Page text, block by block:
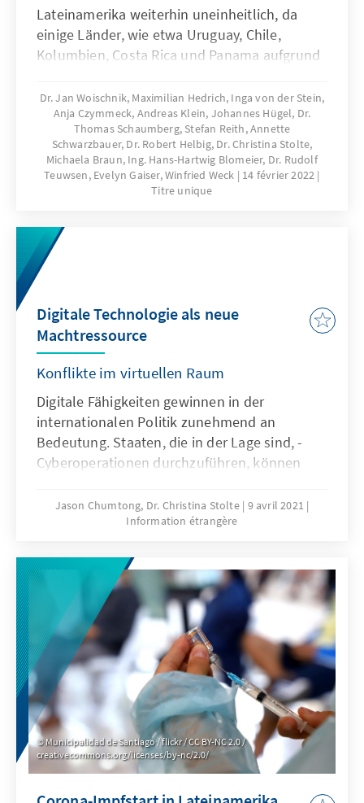
Lateinamerika weiterhin uneinheitlich, da
einige Länder, wie etwa Uruguay, Chile,
Kolumbien, Costa Rica und Panama aufgrund
schneller in eine „neue Normalität“
zurückgefunden haben, während Länder wie
Argentinien, Peru, Ecuador, Bolivien und
Guatemala weiterhin einen geeigneten
Umgang mit der Pandemie und deren Folgen
suchen. In Mexiko und Brasilien bleibt die
klarer Kommunikation und Durchsetzung von
Präventionsmaßnahmen seitens der
Nationalregierungen.
Dr. Jan Woischnik, Maximilian Hedrich, Inga von der Stein,
Anja Czymmeck, Andreas Klein, Johannes Hügel, Dr.
Thomas Schaumberg, Stefan Reith, Annette
Schwarzbauer, Dr. Robert Helbig, Dr. Christina Stolte,
Michaela Braun, Ing. Hans-Hartwig Blomeier, Dr. Rudolf
Teuwsen, Evelyn Gaiser, Winfried Weck
14 février 2022
Titre unique
Digitale Technologie als neue
Machtressource
Konflikte im virtuellen Raum
Digitale Fähigkeiten gewinnen in der
internationalen Politik ­zunehmend an
Bedeutung. Staaten, die in der Lage sind, ­
Cyberoperationen durchzuführen, können
deutlich erweitern. Dies gilt in ­besonderer
Weise für kleine und mittlere Staaten, die
verfügen. Denn mithilfe von Cyberfähigkeiten
können sie auch mächtigere Staaten
empfindlich schwächen.
Jason Chumtong, Dr. Christina Stolte 9 avril 2021
Information étrangère
Municipalidad de Santiago / flickr / CC BY-NC 2.0 /
creativecommons.org/licenses/by-nc/2.0/